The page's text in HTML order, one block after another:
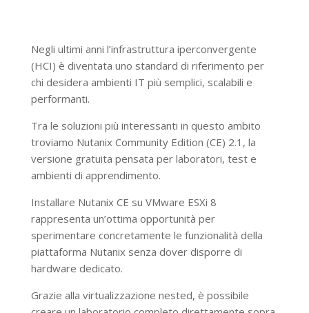
Negli ultimi anni l’infrastruttura iperconvergente
(HCI) è diventata uno standard di riferimento per
chi desidera ambienti IT più semplici, scalabili e
performanti.
Tra le soluzioni più interessanti in questo ambito
troviamo Nutanix Community Edition (CE) 2.1, la
versione gratuita pensata per laboratori, test e
ambienti di apprendimento.
Installare Nutanix CE su VMware ESXi 8
rappresenta un’ottima opportunità per
sperimentare concretamente le funzionalità della
piattaforma Nutanix senza dover disporre di
hardware dedicato.
Grazie alla virtualizzazione nested, è possibile